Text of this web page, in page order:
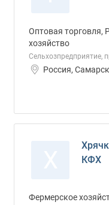
Оптовая торговля,
хозяйство
Сельхозпредприятие,
Россия,
КФХ
Фермерское